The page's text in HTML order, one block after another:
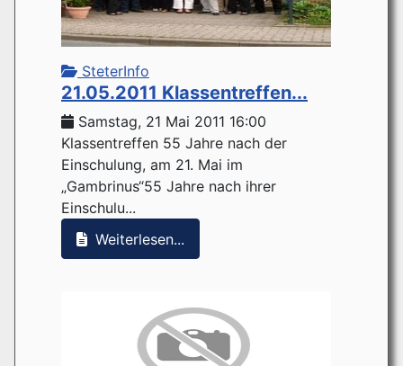
SteterInfo
21.05.2011 Klassentreffen...
Samstag, 21 Mai 2011 16:00
Klassentreffen 55 Jahre nach der
Einschulung, am 21. Mai im
„Gambrinus“55 Jahre nach ihrer
Einschulu...
Weiterlesen...